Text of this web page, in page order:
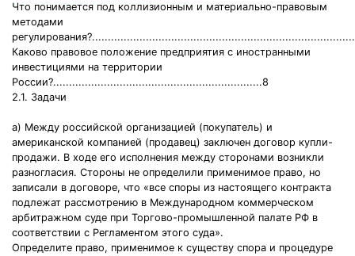
Что понимается под коллизионным и материально-правовым
методами
Каково правовое положение предприятия с иностранными
инвестициями на территории
России?..................................................................8
2.1. Задачи
а) Между российской организацией (покупатель) и
американской компанией (продавец) заключен договор купли-
продажи. В ходе его исполнения между сторонами возникли
разногласия. Стороны не определили применимое право, но
записали в договоре, что «все споры из настоящего контракта
подлежат рассмотрению в Международном коммерческом
арбитражном суде при Торгово-промышленной палате РФ в
соответствии с Регламентом этого суда».
Определите право, применимое к существу спора и процедуре